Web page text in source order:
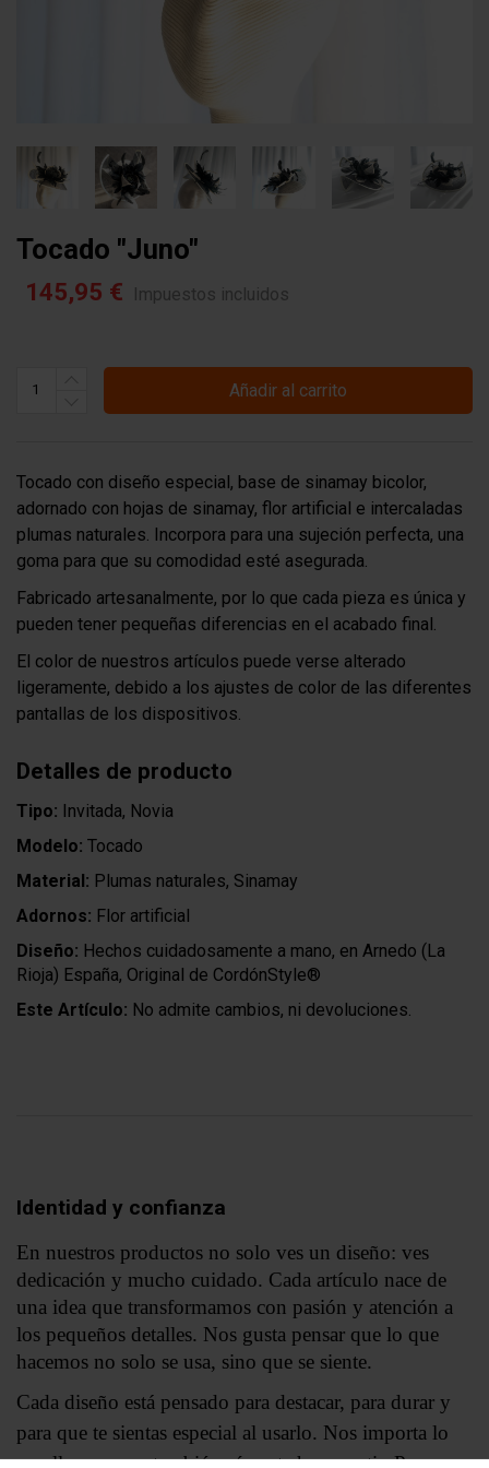
Tocado "juno"
145,95 € Impuestos incluidos
Añadir al carrito
Tocado con diseño especial, base de sinamay bicolor,
adornado con hojas de sinamay, flor artificial e intercaladas
plumas naturales. Incorpora para una sujeción perfecta, una
goma para que su comodidad esté asegurada.
Fabricado artesanalmente, por lo que cada pieza es única y
pueden tener pequeñas diferencias en el acabado final.
El color de nuestros artículos puede verse alterado
ligeramente, debido a los ajustes de color de las diferentes
pantallas de los dispositivos.
Detalles de producto
Tipo: Invitada, Novia
Modelo: Tocado
Material: Plumas naturales, Sinamay
Adornos: Flor artificial
Diseño: Hechos cuidadosamente a mano, en Arnedo (La
Rioja) España, Original de CordónStyle®
Este Artículo: No admite cambios, ni devoluciones.
Identidad y confianza
En nuestros productos no solo ves un diseño: ves
dedicación y mucho cuidado. Cada artículo nace de
una idea que transformamos con pasión y atención a
los pequeños detalles. Nos gusta pensar que lo que
hacemos no solo se usa, sino que se siente.
Cada diseño está pensado para destacar, para durar y
para que te sientas especial al usarlo. Nos importa lo
que llevas, pero también cómo te hace sentir. Por eso,